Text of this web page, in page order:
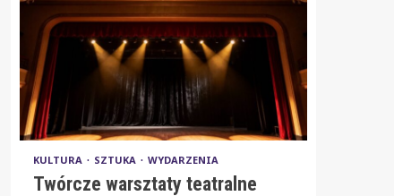
KULTURA SZTUKA WYDARZENIA
Twórcze warsztaty teatralne